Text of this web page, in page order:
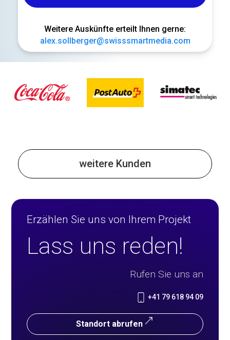
Weitere Auskünfte erteilt Ihnen gerne:
alex.sollberger@swisssmartmedia.com
weitere Kunden
Erzählen Sie uns von Ihrem Projekt
Lass uns reden!
Rufen Sie uns an
+41 79 618 94 09
Standort abrufen